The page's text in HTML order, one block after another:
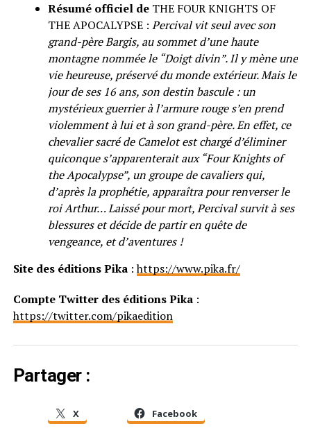
Résumé officiel de THE FOUR KNIGHTS OF
THE APOCALYPSE : Percival vit seul avec son
grand-père Bargis, au sommet d’une haute
montagne nommée le “Doigt divin”. Il y mène une
vie heureuse, préservé du monde extérieur. Mais le
jour de ses 16 ans, son destin bascule : un
mystérieux guerrier à l’armure rouge s’en prend
violemment à lui et à son grand-père. En effet, ce
chevalier sacré de Camelot est chargé d’éliminer
quiconque s’apparenterait aux “Four Knights of
the Apocalypse”, un groupe de cavaliers qui,
d’après la prophétie, apparaîtra pour renverser le
roi Arthur… Laissé pour mort, Percival survit à ses
blessures et décide de partir en quête de
vengeance, et d’aventures !
Site des éditions Pika :https://www.pika.fr/
Compte Twitter des éditions Pika:
https://twitter.com/pikaedition
Partager :
X Facebook